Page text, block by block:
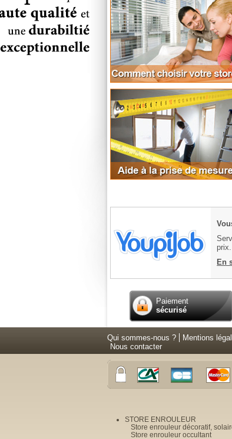
prix.
En
Paiement
sécurisé
Qui sommes-nous ? Mentions
Nous contacter
STORE ENROULEUR
Store enrouleur décoratif,
Store enrouleur occultant